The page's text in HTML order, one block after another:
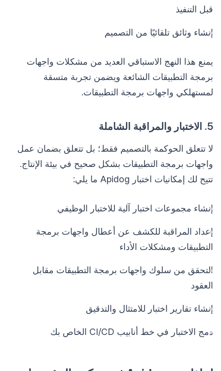
قبل التنفيذ
إنشاء وثائق تلقائيًا من التصميم
يمنع هذا النهج الاستباقي العديد من مشكلات واجهات
برمجة التطبيقات الشائعة ويضمن تجربة متسقة
لمستهلكي واجهات برمجة التطبيقات.
5. الاختبار والمراقبة الشاملة
لا تتعلق الحوكمة بالتصميم فقط؛ بل تتعلق بضمان عمل
واجهات برمجة التطبيقات بشكل صحيح في بيئة الإنتاج.
تتيح لك إمكانيات اختبار Apidog ما يلي:
إنشاء مجموعات اختبار آلية للاختبار الوظيفي
إعداد المراقبة للكشف عن أعطال واجهات برمجة
التطبيقات ومشكلات الأداء
التحقق من سلوك واجهات برمجة التطبيقات مقابل
العقود
إنشاء تقارير اختبار للامتثال والتدقيق
دمج الاختبار في خط أنابيب CI/CD الخاص بك